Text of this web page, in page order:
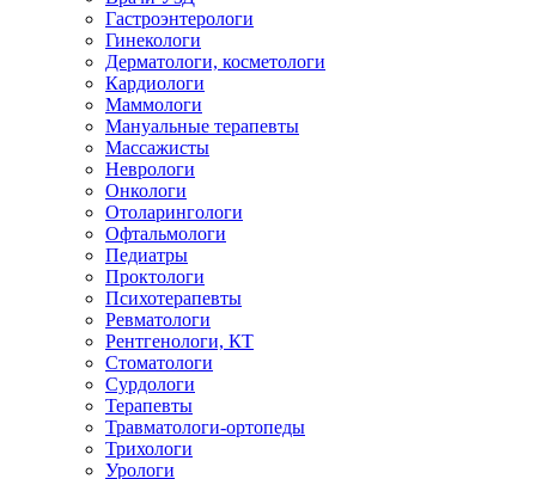
Гастроэнтерологи
Гинекологи
Дерматологи, косметологи
Кардиологи
Маммологи
Мануальные терапевты
Массажисты
Неврологи
Онкологи
Отоларингологи
Офтальмологи
Педиатры
Проктологи
Психотерапевты
Ревматологи
Рентгенологи, КТ
Стоматологи
Сурдологи
Терапевты
Травматологи-ортопеды
Трихологи
Урологи